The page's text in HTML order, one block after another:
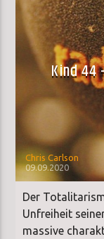
Kind
Chris Carlson
09.09.2020
Der
Unfreiheit
massive